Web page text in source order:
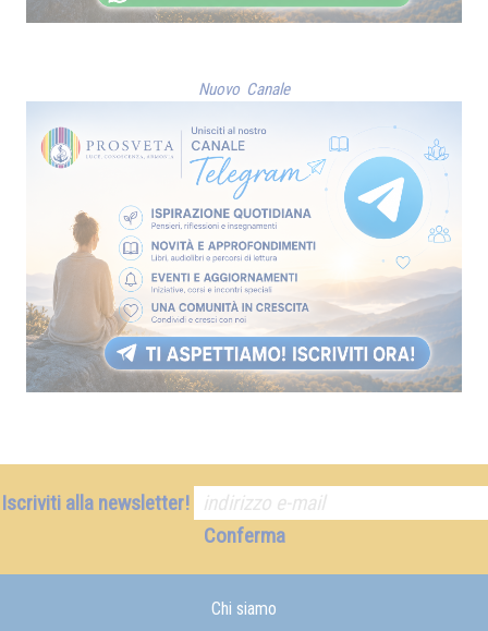
Nuovo Canale
Iscriviti alla newsletter!
Conferma
Chi siamo